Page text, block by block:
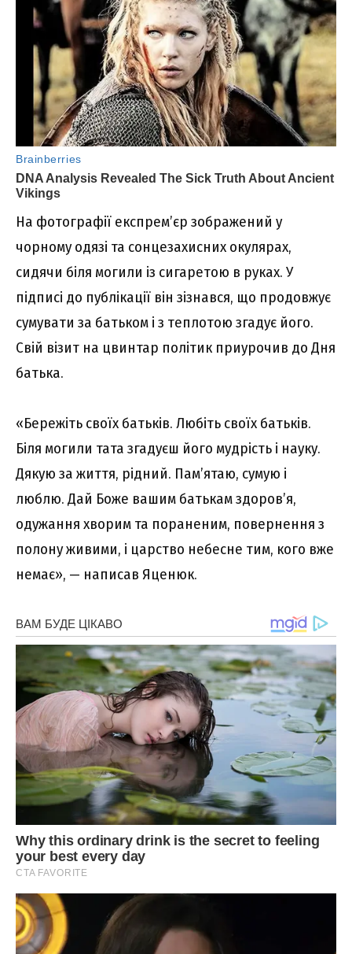
На фотографії експрем’єр зображений у
чорному одязі та сонцезахисних окулярах,
сидячи біля могили із сигаретою в руках. У
підписі до публікації він зізнався, що продовжує
сумувати за батьком і з теплотою згадує його.
Свій візит на цвинтар політик приурочив до Дня
батька.
«Бережіть своїх батьків. Любіть своїх батьків.
Біля могили тата згадуєш його мудрість і науку.
Дякую за життя, рідний. Пам’ятаю, сумую і
люблю. Дай Боже вашим батькам здоровʼя,
одужання хворим та пораненим, повернення з
полону живими, і царство небесне тим, кого вже
немає», — написав Яценюк.